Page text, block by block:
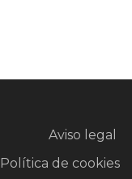
Aviso legal
Política de cookies